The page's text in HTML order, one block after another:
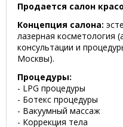
Продается салон
Концепция салона:
лазерная косметология
консультации и
Москвы).
Процедуры:
- LPG процедуры
- Ботекс процедуры
- Вакуумный массаж
- Коррекция тела